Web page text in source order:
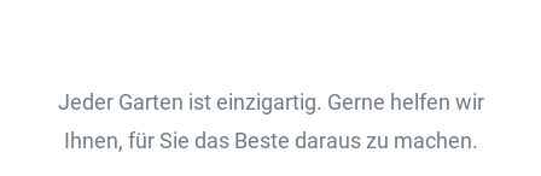
Jeder Garten ist einzigartig. Gerne helfen wir
Ihnen, für Sie das Beste daraus zu machen.